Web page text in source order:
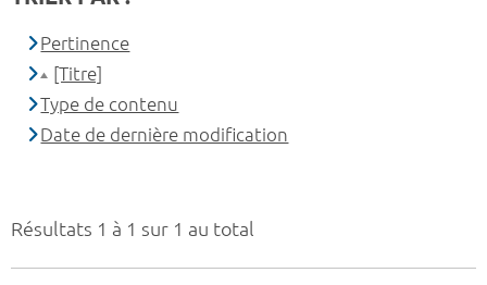
Résultats 1 à 1 sur 1 au total
Pertinence
[Titre]
Type de contenu
Date de dernière modification